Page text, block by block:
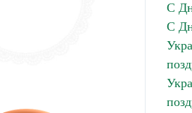
С
С